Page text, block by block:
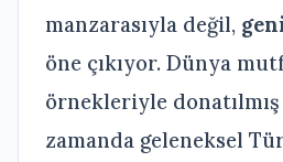
manzarasıyla değil,
öne çıkıyor. Dünya
örnekleriyle
zamanda geleneksel